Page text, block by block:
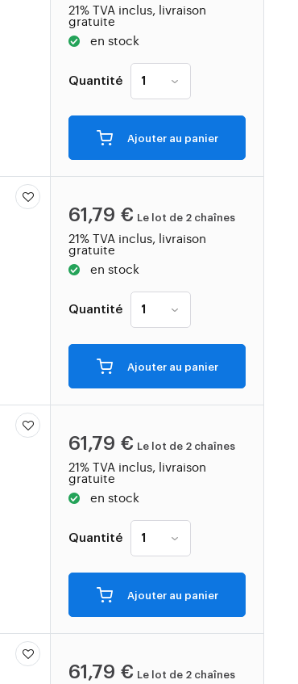
21% TVA inclus, livraison
gratuite
en stock
Quantité
Ajouter au panier
61,79 € Le lot de 2 chaînes
21% TVA inclus, livraison
gratuite
en stock
Quantité
Ajouter au panier
61,79 € Le lot de 2 chaînes
21% TVA inclus, livraison
gratuite
en stock
Quantité
Ajouter au panier
61,79 € Le lot de 2 chaînes